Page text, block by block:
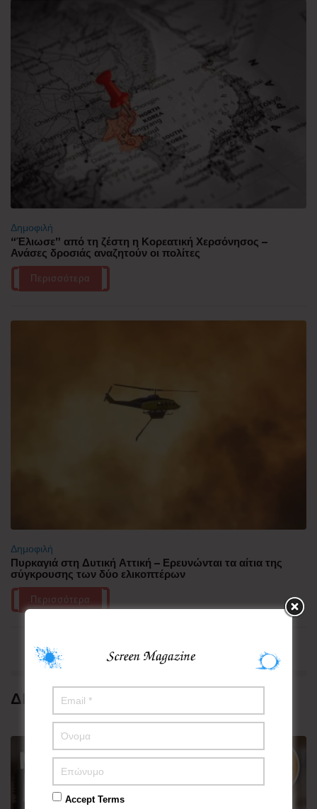
Δημοφιλή
“Έλιωσε” από τη ζέστη η Κορεατική Χερσόνησος –
Ανάσες δροσιάς αναζητούν οι πολίτες
Περισσότερα
Δημοφιλή
Πυρκαγιά στη Δυτική Αττική – Ερευνώνται τα αίτια της
σύγκρουσης των δύο ελικοπτέρων
Περισσότερα
ΔΗΜΟΦΙΛΗ
Accept Terms